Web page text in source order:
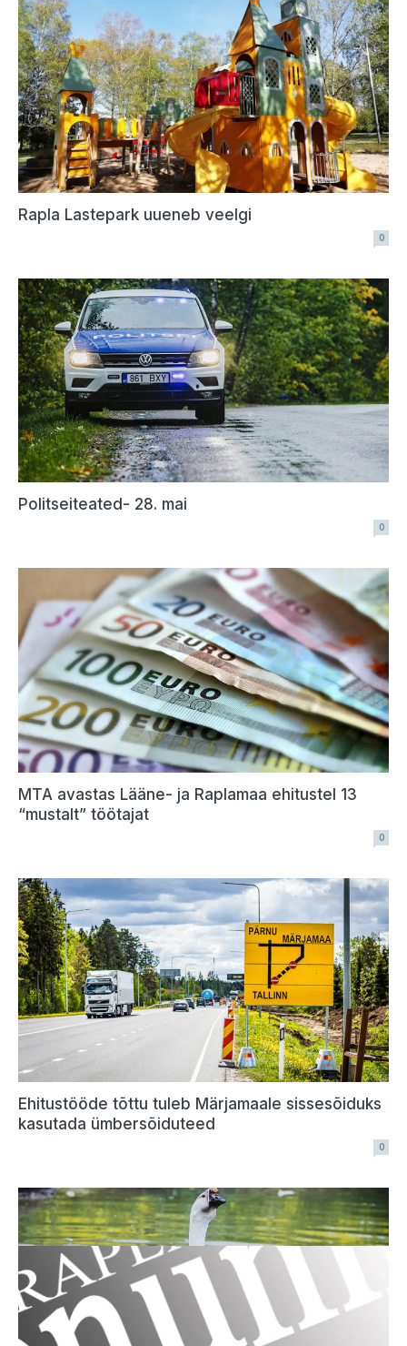
Rapla Lastepark uueneb veelgi
0
Politseiteated- 28. mai
0
MTA avastas Lääne- ja Raplamaa ehitustel 13
“mustalt” töötajat
0
Ehitustööde tõttu tuleb Märjamaale sissesõiduks
kasutada ümbersõiduteed
0